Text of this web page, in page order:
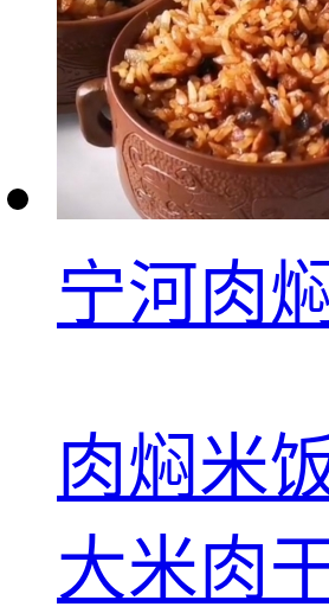
宁河肉
肉焖米
大米肉